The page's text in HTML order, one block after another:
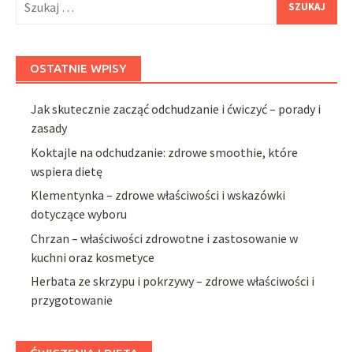
OSTATNIE WPISY
Jak skutecznie zacząć odchudzanie i ćwiczyć – porady i
zasady
Koktajle na odchudzanie: zdrowe smoothie, które
wspiera dietę
Klementynka – zdrowe właściwości i wskazówki
dotyczące wyboru
Chrzan – właściwości zdrowotne i zastosowanie w
kuchni oraz kosmetyce
Herbata ze skrzypu i pokrzywy – zdrowe właściwości i
przygotowanie